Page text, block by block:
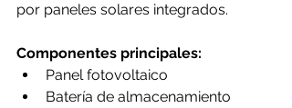
por paneles solares integrados.
Componentes principales:
Panel fotovoltaico
Batería de almacenamiento